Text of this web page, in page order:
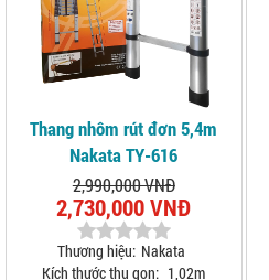
Thang nhôm rút đơn 5,4m
Nakata TY-616
2,990,000 VNĐ
2,730,000 VNĐ
Thương hiệu: Nakata
Kích thước thu gọn: 1,02m